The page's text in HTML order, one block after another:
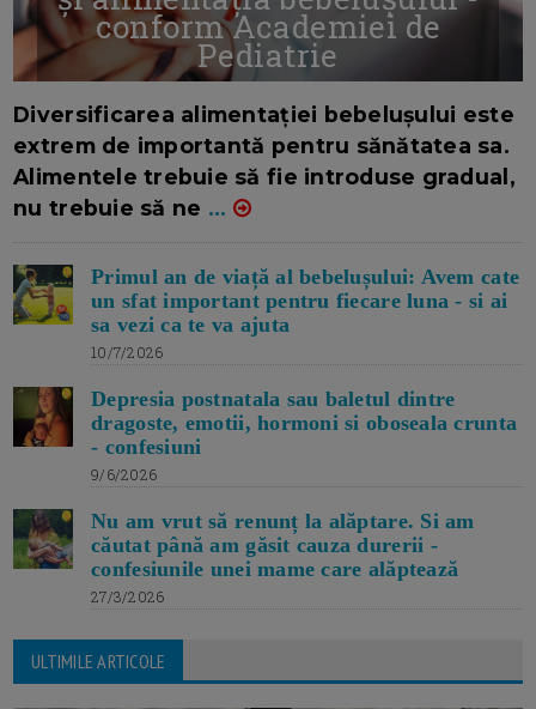
conform Academiei de
Pediatrie
Diversificarea alimentației bebelușului este
extrem de importantă pentru sănătatea sa.
Alimentele trebuie să fie introduse gradual,
nu trebuie să ne ...
Primul an de viață al bebelușului: Avem cate
un sfat important pentru fiecare luna - si ai
sa vezi ca te va ajuta
10/7/2026
Depresia postnatala sau baletul dintre
dragoste, emotii, hormoni si oboseala crunta
- confesiuni
9/6/2026
Nu am vrut să renunț la alăptare. Si am
căutat până am găsit cauza durerii -
confesiunile unei mame care alăptează
27/3/2026
ULTIMILE ARTICOLE